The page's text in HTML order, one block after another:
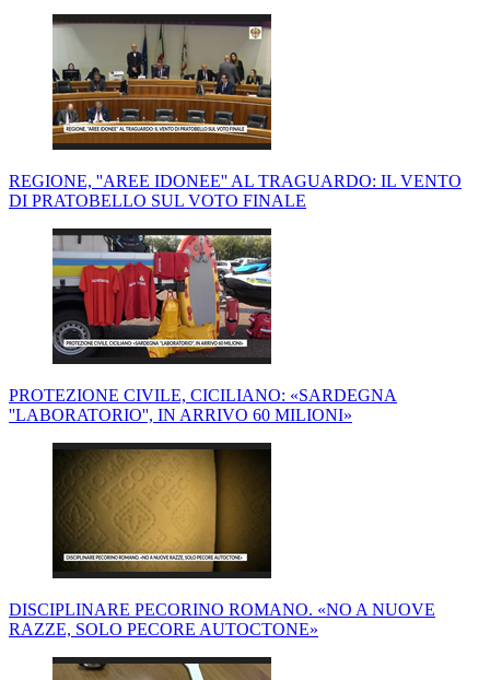
REGIONE, ''AREE IDONEE'' AL TRAGUARDO: IL VENTO
DI PRATOBELLO SUL VOTO FINALE
PROTEZIONE CIVILE, CICILIANO: «SARDEGNA
''LABORATORIO'', IN ARRIVO 60 MILIONI»
DISCIPLINARE PECORINO ROMANO. «NO A NUOVE
RAZZE, SOLO PECORE AUTOCTONE»